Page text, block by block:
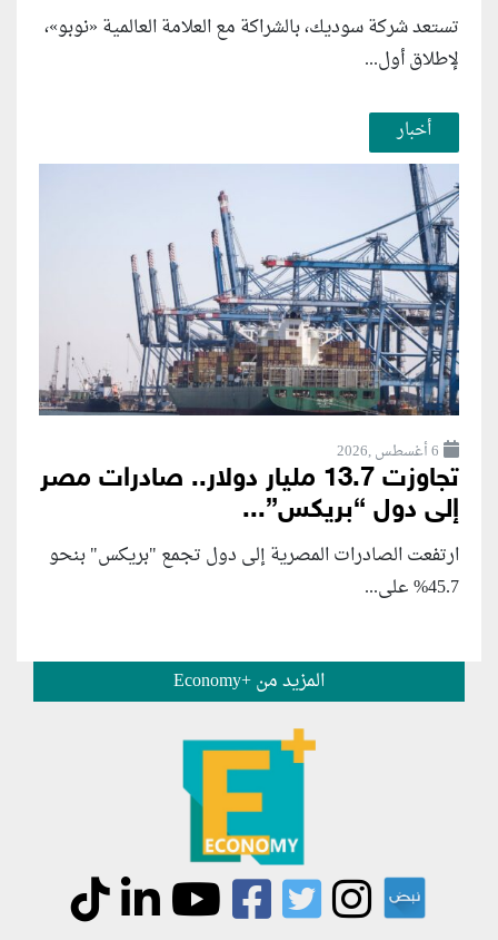
تستعد شركة سوديك، بالشراكة مع العلامة العالمية «نوبو»،
لإطلاق أول...
أخبار
6 أغسطس ,2026
تجاوزت 13.7 مليار دولار.. صادرات مصر
إلى دول “بريكس”...
ارتفعت الصادرات المصرية إلى دول تجمع "بريكس" بنحو
45.7% على...
المزيد من +Economy